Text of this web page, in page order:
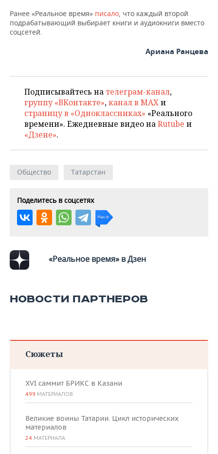
Ранее «Реальное время» писало, что каждый второй
подрабатывающий выбирает книги и аудиокниги вместо
соцсетей.
Ариана Ранцева
Подписывайтесь на телеграм-канал,
группу «ВКонтакте»,канал в MAXи
страницу в «Одноклассниках» «Реального
времени». Ежедневные видео наRutube и
«Дзене».
Общество Татарстан
Поделитесь в соцсетях
«Реальное время» в Дзен
НОВОСТИ ПАРТНЕРОВ
Сюжеты
XVI саммит БРИКС в Казани
499 МАТЕРИАЛОВ
Великие воины Татарии. Цикл исторических
материалов
24 МАТЕРИАЛА